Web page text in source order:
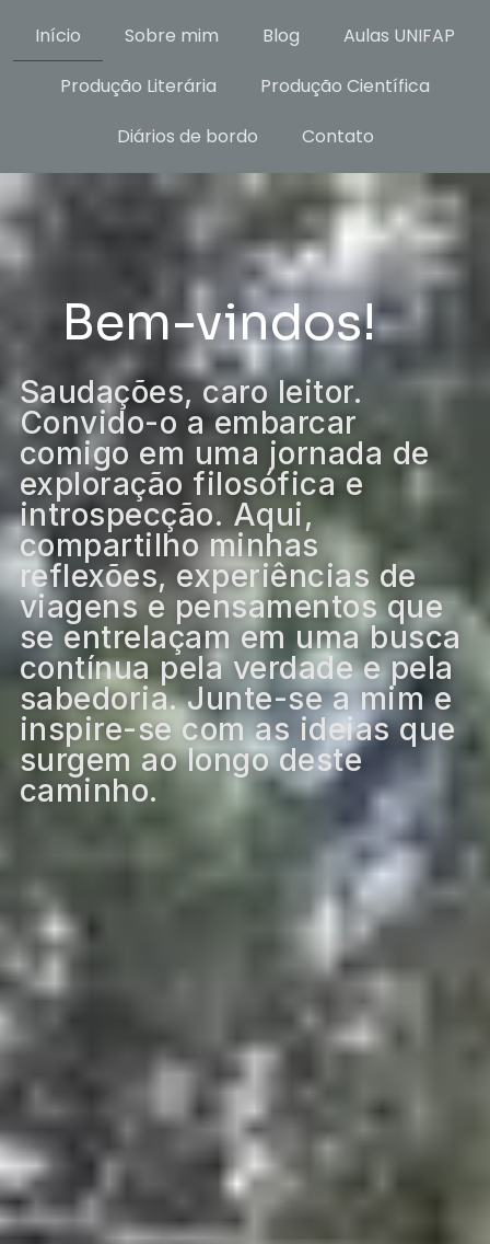
Início Sobre mim Blog
Aulas UNIFAP
Produção Literária
Produção Científica
Diários de bordo
Contato
Bem-vindos!
Saudações, caro leitor.
Convido-o a embarcar
comigo em uma jornada de
exploração filosófica e
introspecção. Aqui,
compartilho minhas
reflexões, experiências de
viagens e pensamentos que
se entrelaçam em uma busca
contínua pela verdade e pela
sabedoria. Junte-se a mim e
inspire-se com as ideias que
surgem ao longo deste
caminho.